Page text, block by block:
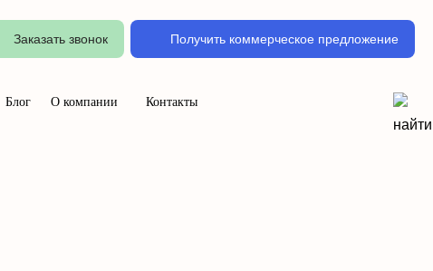
Заказать звонок Получить коммерческое предложение
Блог О компании Контакты